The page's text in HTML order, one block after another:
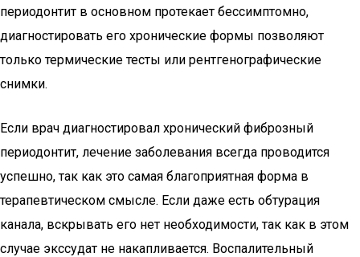
периодонтит в основном протекает бессимптомно,
диагностировать его хронические формы позволяют
только термические тесты или рентгенографические
снимки.
Если врач диагностировал хронический фиброзный
периодонтит, лечение заболевания всегда проводится
успешно, так как это самая благоприятная форма в
терапевтическом смысле. Если даже есть обтурация
канала, вскрывать его нет необходимости, так как в этом
случае экссудат не накапливается. Воспалительный